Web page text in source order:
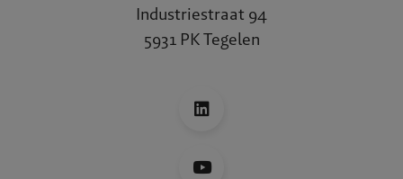
Industriestraat 94
5931 PK Tegelen